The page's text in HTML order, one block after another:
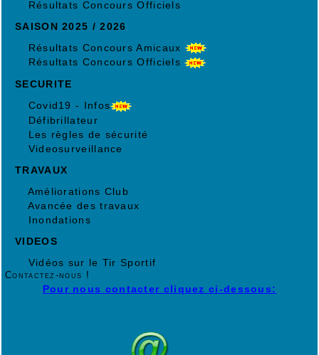
Résultats Concours Officiels
SAISON 2025 / 2026
Résultats Concours Amicaux
Résultats Concours Officiels
SECURITE
Covid19 - Infos
Défibrillateur
Les règles de sécurité
Videosurveillance
TRAVAUX
Améliorations Club
Avancée des travaux
Inondations
VIDEOS
Vidéos sur le Tir Sportif
Contactez-nous !
Pour nous contacter cliquez ci-dessous: